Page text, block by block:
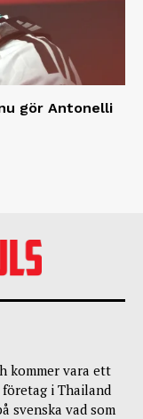
gör Antonelli
kommer vara ett
företag i Thailand
svenska vad som